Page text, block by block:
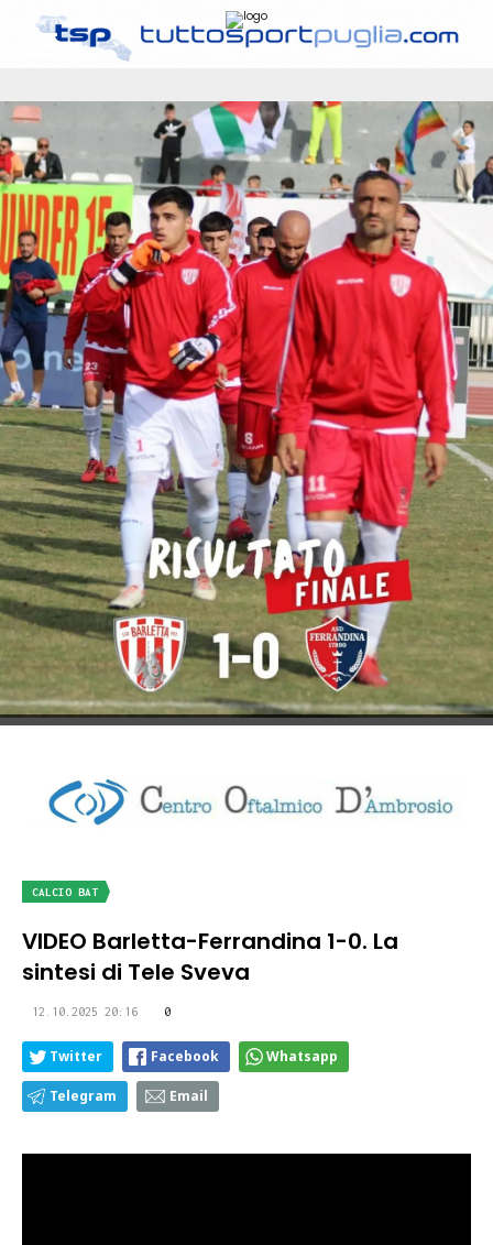
CALCIO BAT
VIDEO Barletta-Ferrandina 1-0. La
sintesi di Tele Sveva
12.10.2025 20:16 0
Twitter Facebook Whatsapp
Telegram Email